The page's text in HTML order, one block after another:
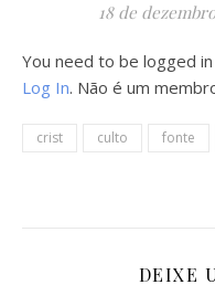
18 de
You need to be logged
Log In. Não é um
crist culto fonte
DEIXE